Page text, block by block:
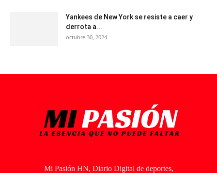
Yankees de New York se resiste a caer y
derrota a...
octubre 30, 2024
Mi Pasión HN, Diario Digital de deportes,